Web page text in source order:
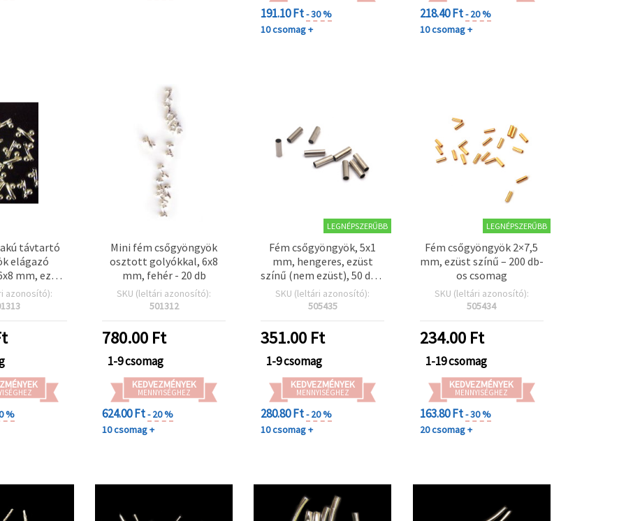
191.10 Ft- 30 %
10 csomag +
218.40 Ft- 20 %
10 csomag +
távtartó
elágazó
mm, ezüst
20 db
azonosító):
%
Mini fém csőgyöngyök
osztott golyókkal, 6x8
mm, fehér - 20 db
SKU (leltári azonosító):
501312
780.00 Ft
1-9 csomag
KEDVEZMÉNYEK
MENNYISÉGHEZ
624.00 Ft- 20 %
10 csomag +
LEGNÉPSZERŰBB
Fém csőgyöngyök, 5x1
mm, hengeres, ezüst
színű (nem ezüst), 50 db –
összekötő és távtartó
gyöngyök
karkötőkhöz,
nyakláncokhoz és hobbi
kézműves projektekhez
SKU (leltári azonosító):
505435
351.00 Ft
1-9 csomag
KEDVEZMÉNYEK
MENNYISÉGHEZ
280.80 Ft- 20 %
10 csomag +
LEGNÉPSZERŰBB
Fém csőgyöngyök 2×7,5
mm, ezüst színű – 200 db-
os csomag
SKU (leltári azonosító):
505434
234.00Ft
1-19 csomag
KEDVEZMÉNYEK
MENNYISÉGHEZ
163.80 Ft- 30 %
20 csomag +